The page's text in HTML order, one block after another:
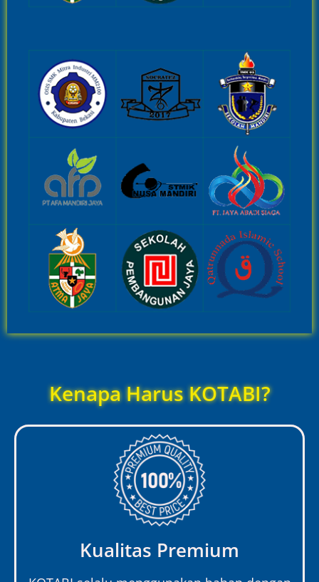
Kenapa Harus KOTABI?
Kualitas Premium